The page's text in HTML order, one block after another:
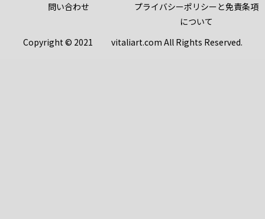
問い合わせ
プライバシーポリシーと免責条項
について
Copyright © 2021 vitaliart.com All Rights Reserved.